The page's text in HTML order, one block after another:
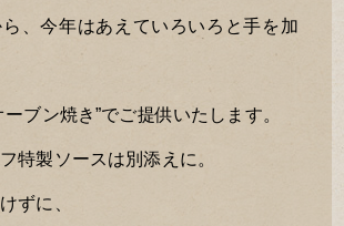
、今年はあえていろいろと手を加
ーブン焼き”でご提供いたします。
特製ソースは別添えに。
ずに、